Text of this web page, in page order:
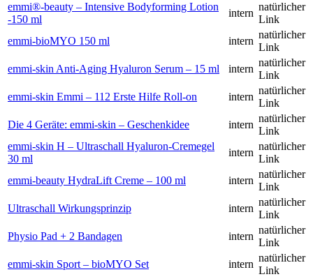
emmi®-beauty – Intensive Bodyforming Lotion
-150 ml
intern
natürlicher
Link
emmi-bioMYO 150 ml
intern
natürlicher
Link
emmi-skin Anti-Aging Hyaluron Serum – 15 ml
intern
natürlicher
Link
emmi-skin Emmi – 112 Erste Hilfe Roll-on
intern
natürlicher
Link
Die 4 Geräte: emmi-skin – Geschenkidee
intern
natürlicher
Link
emmi-skin H – Ultraschall Hyaluron-Cremegel
30 ml
intern
natürlicher
Link
emmi-beauty HydraLift Creme – 100 ml
intern
natürlicher
Link
Ultraschall Wirkungsprinzip
intern
natürlicher
Link
Physio Pad + 2 Bandagen
intern
natürlicher
Link
emmi-skin Sport – bioMYO Set
intern
natürlicher
Link